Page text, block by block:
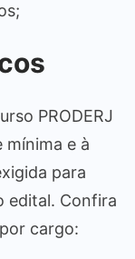
PRODERJ
mínima e à
para
edital. Confira
cargo: